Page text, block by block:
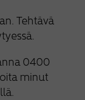
Tehtävä
0400
minut